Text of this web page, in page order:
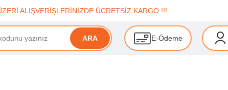
ALIŞVERİŞLERİNİZDE ÜCRETSİZ KARGO !!!
ARA E-Ödeme